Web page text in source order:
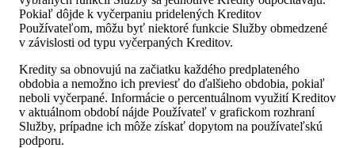
Pokiaľ dôjde k vyčerpaniu pridelených Kreditov
Používateľom, môžu byť niektoré funkcie Služby obmedzené
v závislosti od typu vyčerpaných Kreditov.
Kredity sa obnovujú na začiatku každého predplateného
obdobia a nemožno ich previesť do ďalšieho obdobia, pokiaľ
neboli vyčerpané. Informácie o percentuálnom využití Kreditov
v aktuálnom období nájde Používateľ v grafickom rozhraní
Služby, prípadne ich môže získať dopytom na používateľskú
podporu.